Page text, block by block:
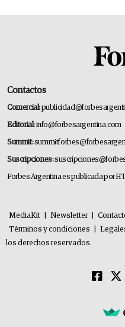
Contactos
Comercial:
Editorial:info@forbesargentina.com
Summit:
Suscripciones:
Forbes Argentina es publicada por
MediaKit Newsletter
Términos y condiciones
los derechos reservados.